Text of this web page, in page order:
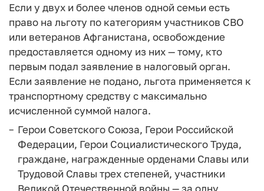
Если у двух и более членов одной семьи есть
право на льготу по категориям участников СВО
или ветеранов Афганистана, освобождение
предоставляется одному из них — тому, кто
первым подал заявление в налоговый орган.
Если заявление не подано, льгота применяется к
транспортному средству с максимально
исчисленной суммой налога.
Герои Советского Союза, Герои Российской
Федерации, Герои Социалистического Труда,
граждане, награжденные орденами Славы или
Трудовой Славы трех степеней, участники
Великой Отечественной войны — за одну